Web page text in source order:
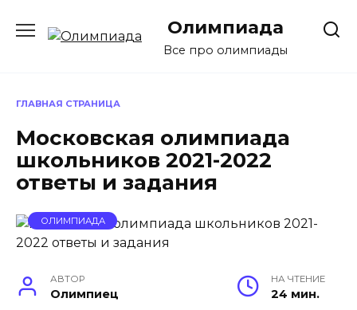
содержанию
Олимпиада
Все про олимпиады
ГЛАВНАЯ СТРАНИЦА
Московская олимпиада
школьников 2021-2022
ответы и задания
ОЛИМПИАДА
АВТОР
Олимпиец
НА ЧТЕНИЕ
24 мин.